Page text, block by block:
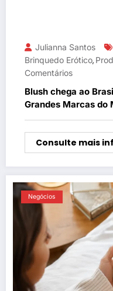
Julianna Santos
Brinquedo Erótico,
Comentários
Blush chega ao
Grandes Marcas do
Consulte mais
Negócios